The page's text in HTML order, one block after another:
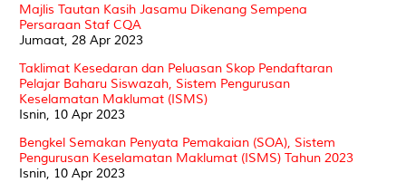
Majlis Tautan Kasih Jasamu Dikenang Sempena
Persaraan Staf CQA
Jumaat, 28 Apr 2023
Taklimat Kesedaran dan Peluasan Skop Pendaftaran
Pelajar Baharu Siswazah, Sistem Pengurusan
Keselamatan Maklumat (ISMS)
Isnin, 10 Apr 2023
Bengkel Semakan Penyata Pemakaian (SOA), Sistem
Pengurusan Keselamatan Maklumat (ISMS) Tahun 2023
Isnin, 10 Apr 2023